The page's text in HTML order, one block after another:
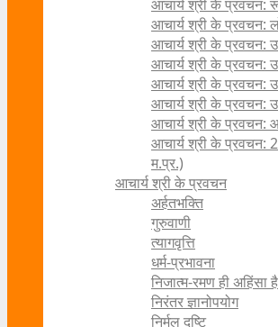
आचार्य श्री के प्रवचन:
आचार्य श्री के प्रवचन:
आचार्य श्री के प्रवचन:
आचार्य श्री के प्रवचन:
आचार्य श्री के प्रवचन:
आचार्य श्री के प्रवचन:
आचार्य श्री के प्रवचन:
आचार्य श्री के प्रवचन:
म.प्र.)
आचार्य श्री के प्रवचन
अर्हतभक्ति
गुरुवाणी
त्यागवृत्ति
धर्म-प्रभावना
निजात्म-रमण ही अहिंसा है
निरंतर ज्ञानोपयोग
निर्मल दृष्टि